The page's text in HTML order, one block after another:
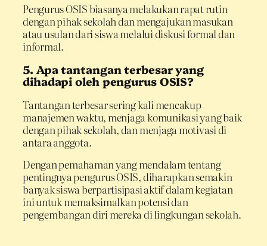
Pengurus OSIS biasanya melakukan rapat rutin
dengan pihak sekolah dan mengajukan masukan
atau usulan dari siswa melalui diskusi formal dan
informal.
5. Apa tantangan terbesar yang
dihadapi oleh pengurus OSIS?
Tantangan terbesar sering kali mencakup
manajemen waktu, menjaga komunikasi yang baik
dengan pihak sekolah, dan menjaga motivasi di
antara anggota.
Dengan pemahaman yang mendalam tentang
pentingnya pengurus OSIS, diharapkan semakin
banyak siswa berpartisipasi aktif dalam kegiatan
ini untuk memaksimalkan potensi dan
pengembangan diri mereka di lingkungan sekolah.